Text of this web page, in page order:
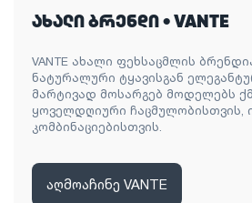
ახალი ბრენდი • VANTE
VANTE ახალი ფეხსაცმლის
ნატურალური ტყავისგან
მარტივად მოსარგებ მოდელებს
ყოველდღიური ჩაცმულობისთვის,
კომბინაციებისთვის.
აღმოაჩინე VANTE